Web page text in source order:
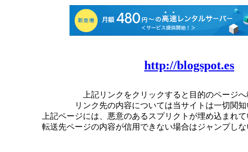
http://blogspot.es
上記リンクをクリックすると目的のページへ
リンク先の内容については当サイトは一切関知
上記ページには、悪意のあるスプリクトが埋め込まれ
転送先ページの内容が信用できない場合はジャンプしな